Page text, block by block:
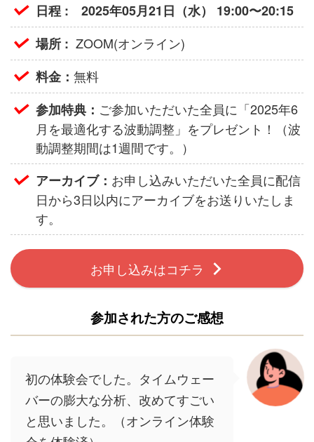
日程 : 2025年05月21日（水） 19:00〜20:15
場所 : ZOOM(オンライン)
料金： 無料
参加特典： ご参加いただいた全員に「2025年6
月を最適化する波動調整」をプレゼント！（波
動調整期間は1週間です。）
アーカイブ： お申し込みいただいた全員に配信
日から3日以内にアーカイブをお送りいたしま
す。
お申し込みはコチラ
参加された方のご感想
初の体験会でした。タイムウェー
バーの膨大な分析、改めてすごい
と思いました。（オンライン体験